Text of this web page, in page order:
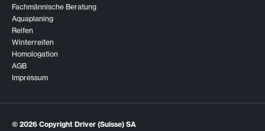
Fachmännische Beratung
Aquaplaning
Reifen
Winterreifen
Homologation
AGB
Impressum
© 2026 Copyright Driver (Suisse) SA